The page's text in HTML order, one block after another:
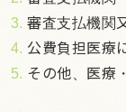
3.審査支払機関
4. 公費負担医療
5. その他、医療